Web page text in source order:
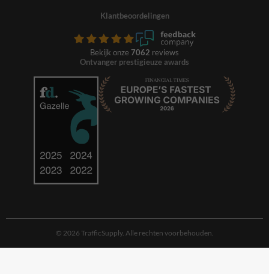
Klantbeoordelingen
Bekijk onze 7062 reviews
Ontvanger prestigieuze awards
© 2026 TrafficSupply. Alle rechten voorbehouden.